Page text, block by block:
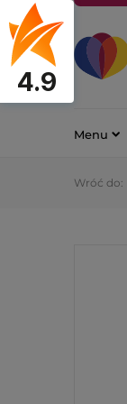
Menu
4.9